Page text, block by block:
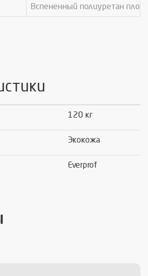
Вспененный полиуретан
120 кг
Экокожа
Everprof